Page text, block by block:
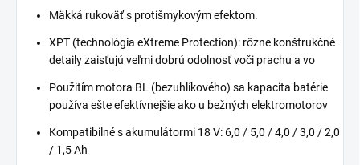
Mäkká rukoväť s protišmykovým efektom.
XPT (technológia eXtreme Protection): rôzne konštrukčné
detaily zaisťujú veľmi dobrú odolnosť voči prachu a vo
Použitím motora BL (bezuhlíkového) sa kapacita batérie
používa ešte efektívnejšie ako u bežných elektromotorov
Kompatibilné s akumulátormi 18 V: 6,0 / 5,0 / 4,0 / 3,0 / 2,0
/ 1,5 Ah